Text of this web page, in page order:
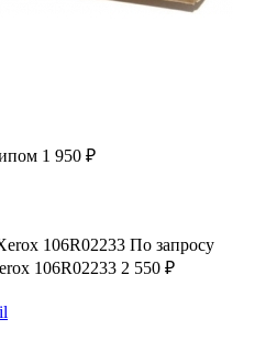
1 950 ₽
106R02233 По запросу
106R02233 2 550 ₽